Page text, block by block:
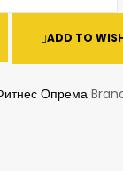
ADD TO
Опрема